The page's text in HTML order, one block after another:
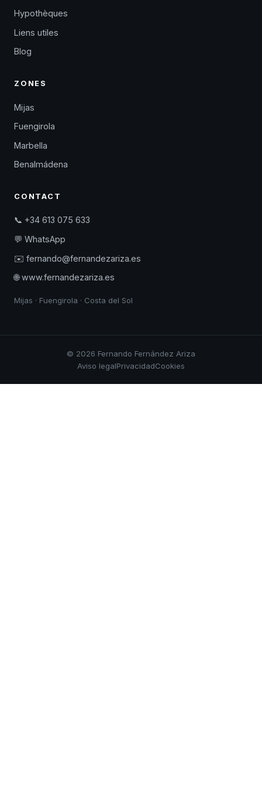
Hypothèques
Liens utiles
Blog
ZONES
Mijas
Fuengirola
Marbella
Benalmádena
CONTACT
📞 +34 613 075 633
💬 WhatsApp
✉️ fernando@fernandezariza.es
🌐 www.fernandezariza.es
Mijas · Fuengirola · Costa del Sol
© 2026 Fernando Fernández Ariza
Aviso legalPrivacidadCookies